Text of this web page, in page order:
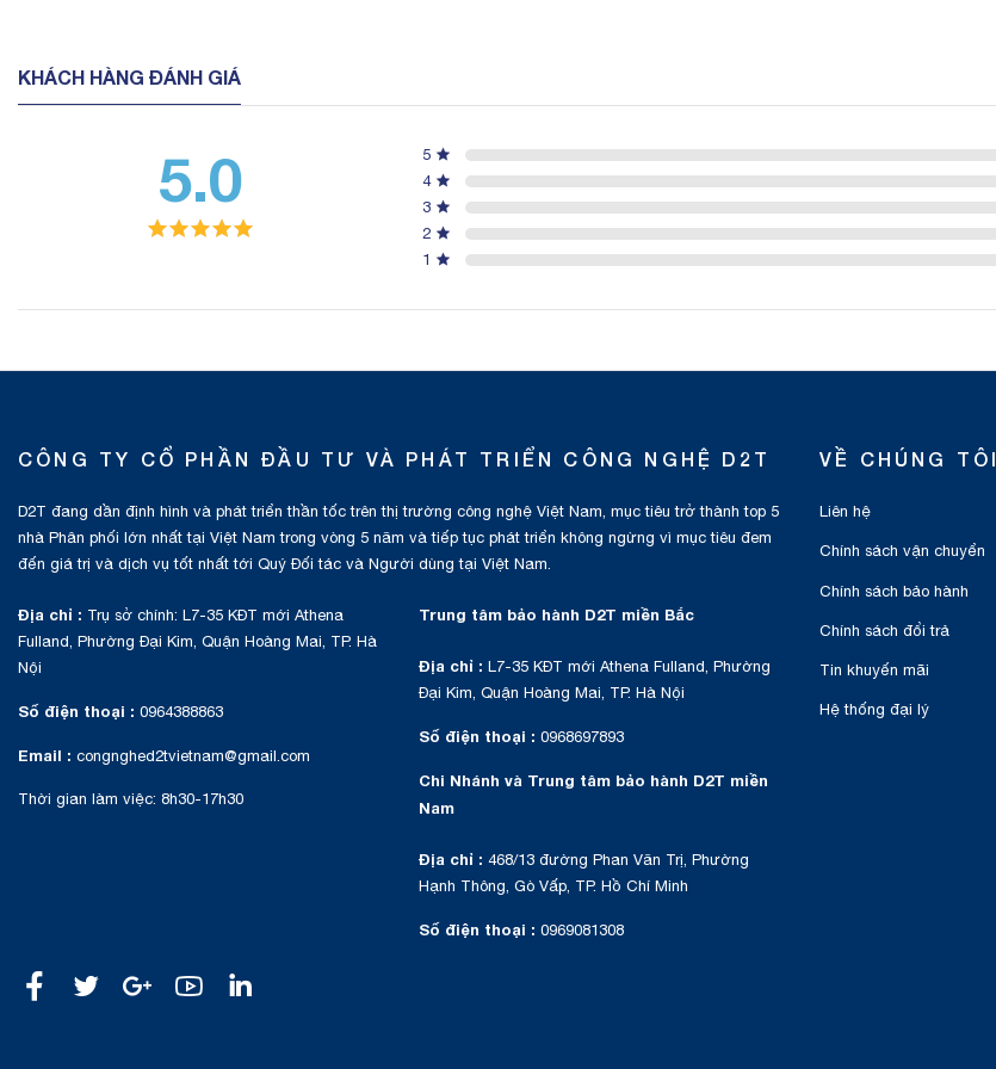
KHÁCH HÀNG ĐÁNH GIÁ
5.0 5
4
3
2
1
CÔNG TY CỔ PHẦN ĐẦU TƯ VÀ PHÁT TRIỂN CÔNG NGHỆ D2T
D2T đang dần định hình và phát triển thần tốc trên thị trường công nghệ Việt Nam, mục tiêu trở thành top 5
nhà Phân phối lớn nhất tại Việt Nam trong vòng 5 năm và tiếp tục phát triển không ngừng vì mục tiêu đem
đến giá trị và dịch vụ tốt nhất tới Quý Đối tác và Người dùng tại Việt Nam.
Địa chỉ : Trụ sở chính: L7-35 KĐT mới Athena
Fulland, Phường Đại Kim, Quận Hoàng Mai, TP. Hà
Nội
Số điện thoại : 0964388863
Email : congnghed2tvietnam@gmail.com
Thời gian làm việc: 8h30-17h30
Trung tâm bảo hành D2T miền Bắc
Địa chỉ : L7-35 KĐT mới Athena Fulland, Phường
Đại Kim, Quận Hoàng Mai, TP. Hà Nội
Số điện thoại : 0968697893
Chi Nhánh và Trung tâm bảo hành D2T miền
Nam
Địa chỉ : 468/13 đường Phan Văn Trị, Phường
Hạnh Thông, Gò Vấp, TP. Hồ Chí Minh
Số điện thoại : 0969081308
VỀ CHÚNG TÔI
Liên hệ
Chính sách vận chuyển
Chính sách bảo hành
Chính sách đổi trả
Tin khuyến mãi
Hệ thống đại lý